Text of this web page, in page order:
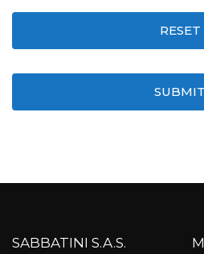
RESET
SUBMIT
SABBATINI S.A.S.